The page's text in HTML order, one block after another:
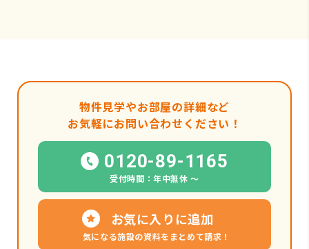
物件見学やお部屋の詳細など
お気軽にお問い合わせください！
0120-89-1165
受付時間：年中無休 〜
お気に入りに追加
気になる施設の資料をまとめて請求！